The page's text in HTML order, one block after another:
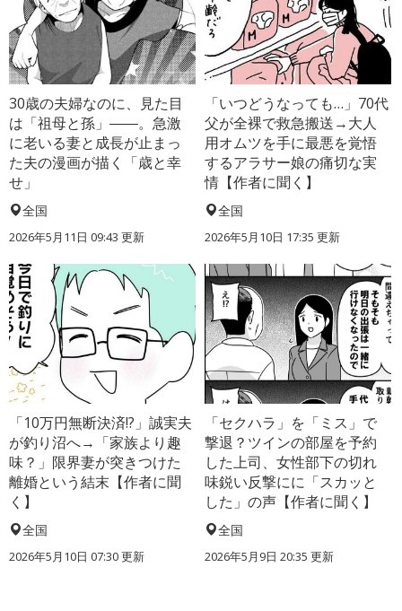
30歳の夫婦なのに、見た目
は「祖母と孫」――。急激
に老いる妻と成長が止まっ
た夫の漫画が描く「歳と幸
せ」
全国
2026年5月11日 09:43 更新
「いつどうなっても…」70代
父が全裸で救急搬送→大人
用オムツを手に最悪を覚悟
するアラサー娘の痛切な実
情【作者に聞く】
全国
2026年5月10日 17:35 更新
「10万円無断決済!?」誠実夫
が釣り沼へ→「家族より趣
味？」限界妻が突きつけた
離婚という結末【作者に聞
く】
全国
2026年5月10日 07:30 更新
「セクハラ」を「ミス」で
撃退？ツインの部屋を予約
した上司、女性部下の切れ
味鋭い反撃にに「スカッと
した」の声【作者に聞く】
全国
2026年5月9日 20:35 更新